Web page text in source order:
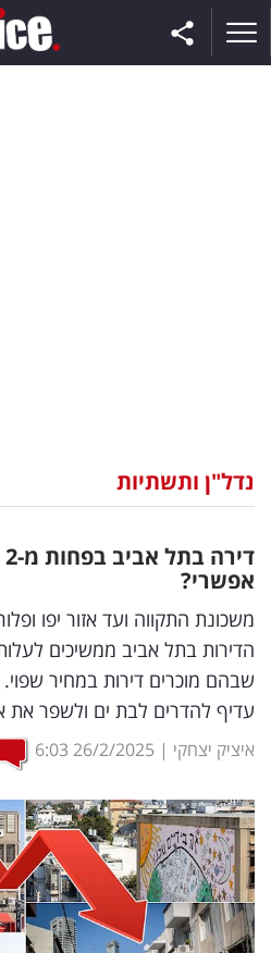
וצרכנות
דיגיטל
וטק
שיווק
ופרסום
משפט
מדדים
ומחקרים
דעות
רכילות
נדל"ן ותשתיות
אפשרי?
משכונת התקווה ועד אזור יפו
הדירות בתל אביב ממשיכים
שבהם מוכרים דירות במחיר
עדיף להדרים לבת ים ולשפר את
איציק יצחקי |
26/2/2025
6:03